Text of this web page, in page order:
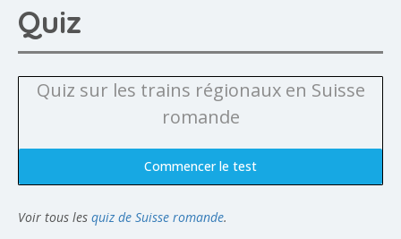
Quiz
Quiz sur les trains régionaux en Suisse
romande
Commencer le test
Voir tous les quiz de Suisse romande.